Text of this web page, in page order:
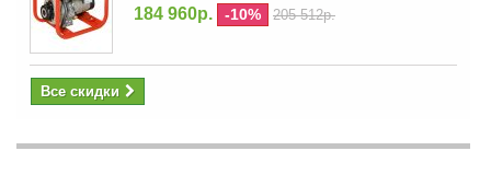
184 960р. -10% 205 512р.
Все скидки